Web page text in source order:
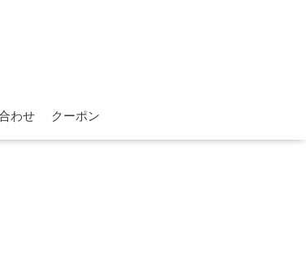
わせ クーポン